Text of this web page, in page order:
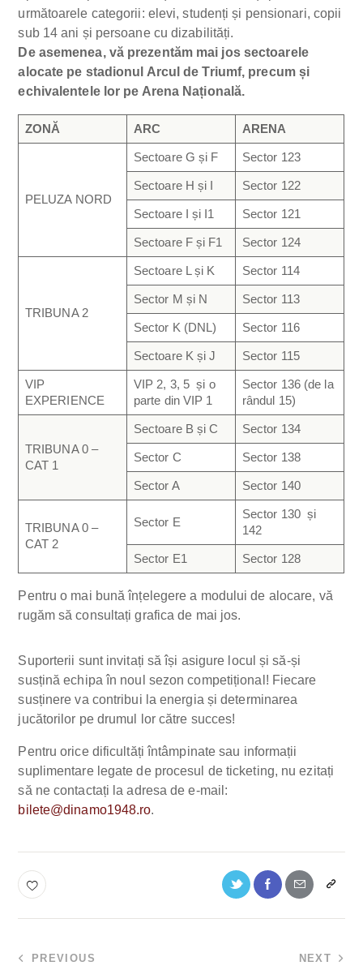
următoarele categorii: elevi, studenți și pensionari, copii
sub 14 ani și persoane cu dizabilități.
De asemenea, vă prezentăm mai jos sectoarele
alocate pe stadionul Arcul de Triumf, precum și
echivalentele lor pe Arena Națională.
ZONĂ ARC ARENA
PELUZA NORD
Sectoare G și F Sector 123
Sectoare H și I Sector 122
Sectoare I și I1 Sector 121
Sectoare F și F1 Sector 124
TRIBUNA 2
Sectoare L și K Sector 114
Sector M și N Sector 113
Sector K (DNL) Sector 116
Sectoare K și J Sector 115
VIP
EXPERIENCE
VIP 2, 3, 5 și o
parte din VIP 1
Sector 136 (de la
rândul 15)
TRIBUNA 0 –
CAT 1
Sectoare B și C Sector 134
Sector C Sector 138
Sector A Sector 140
TRIBUNA 0 –
CAT 2
Sector E
Sector 130 și
142
Sector E1 Sector 128
Pentru o mai bună înțelegere a modului de alocare, vă
rugăm să consultați grafica de mai jos.
Suporterii sunt invitați să își asigure locul și să-și
susțină echipa în noul sezon competițional! Fiecare
susținere va contribui la energia și determinarea
jucătorilor pe drumul lor către succes!
Pentru orice dificultăți întâmpinate sau informații
suplimentare legate de procesul de ticketing, nu ezitați
să ne contactați la adresa de e-mail:
bilete@dinamo1948.ro.
PREVIOUS NEXT